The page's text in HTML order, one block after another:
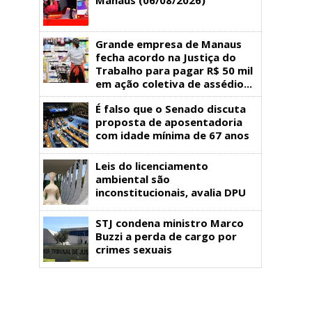
Grande empresa de Manaus
fecha acordo na Justiça do
Trabalho para pagar R$ 50 mil
em ação coletiva de assédio...
É falso que o Senado discuta
proposta de aposentadoria
com idade mínima de 67 anos
Leis do licenciamento
ambiental são
inconstitucionais, avalia DPU
STJ condena ministro Marco
Buzzi a perda de cargo por
crimes sexuais